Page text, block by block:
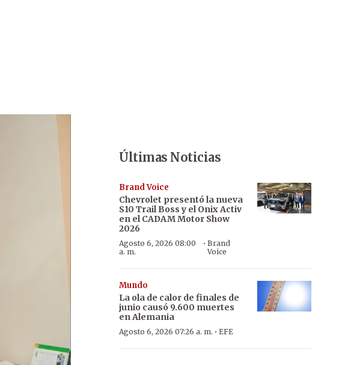
Últimas Noticias
Brand Voice
Chevrolet presentó la nueva
S10 Trail Boss y el Onix Activ
en el CADAM Motor Show
2026
Agosto 6, 2026 08:00
a. m.
·Brand
Voice
Mundo
La ola de calor de finales de
junio causó 9.600 muertes
en Alemania
Agosto 6, 2026 07:26 a. m. · EFE